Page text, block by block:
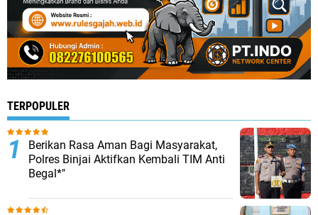
TERPOPULER
Berikan Rasa Aman Bagi Masyarakat,
Polres Binjai Aktifkan Kembali TIM Anti
Begal*"